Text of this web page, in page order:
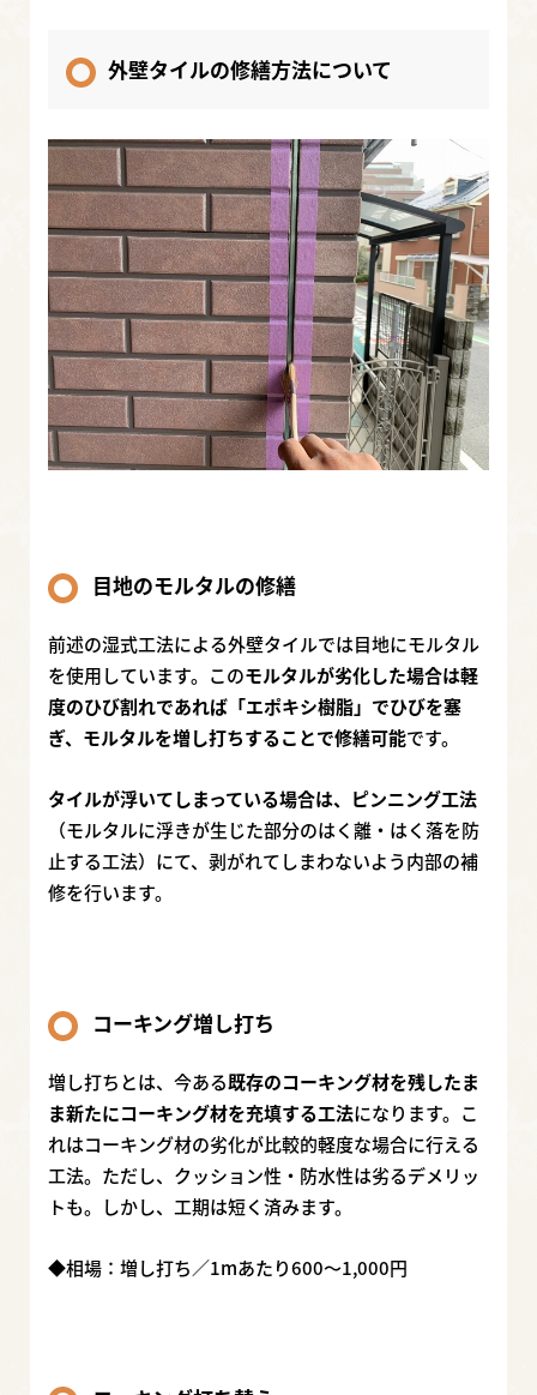
外壁タイルの修繕方法について
目地のモルタルの修繕
前述の湿式工法による外壁タイルでは目地にモルタル
を使用しています。このモルタルが劣化した場合は軽
度のひび割れであれば「エポキシ樹脂」でひびを塞
ぎ、モルタルを増し打ちすることで修繕可能です。
タイルが浮いてしまっている場合は、ピンニング工法
（モルタルに浮きが生じた部分のはく離・はく落を防
止する工法）にて、剥がれてしまわないよう内部の補
修を行います。
コーキング増し打ち
増し打ちとは、今ある既存のコーキング材を残したま
ま新たにコーキング材を充填する工法になります。こ
れはコーキング材の劣化が比較的軽度な場合に行える
工法。ただし、クッション性・防水性は劣るデメリッ
トも。しかし、工期は短く済みます。
◆相場：増し打ち／1mあたり600〜1,000円